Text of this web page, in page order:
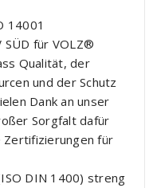
14001
für VOLZ®
Qualität, der
und der Schutz
Dank an unser
Sorgfalt dafür
für
DIN 1400) streng